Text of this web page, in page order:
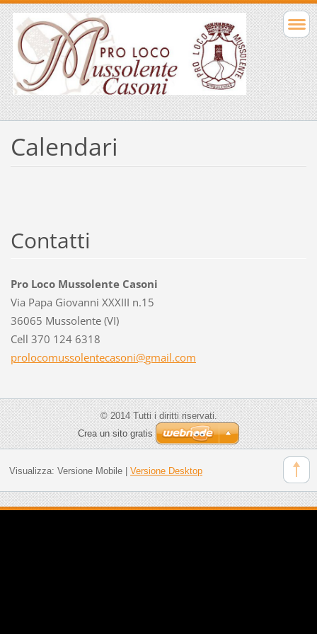
Calendari
Contatti
Pro Loco Mussolente Casoni
Via Papa Giovanni XXXIII n.15
36065 Mussolente (VI)
Cell 370 124 6318
prolocomussolentecasoni@gmail.com
© 2014 Tutti i diritti riservati.
Crea un sito gratis
Visualizza: Versione Mobile| Versione Desktop